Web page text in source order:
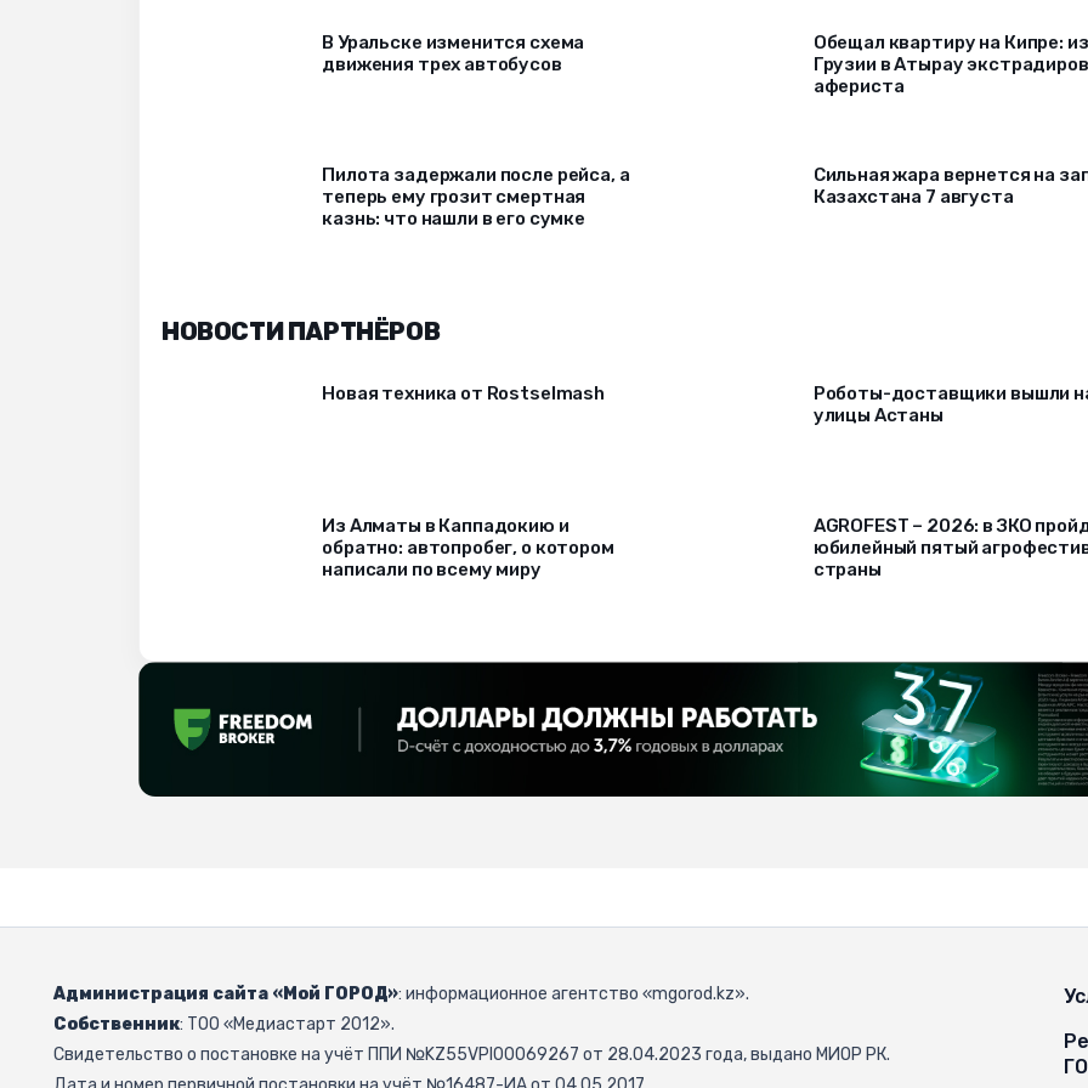
В Уральске изменится схема
движения трех автобусов
Обещал квартиру на Кипре: из
Грузии в Атырау
афериста
Пилота задержали после рейса, а
теперь ему грозит смертная
казнь: что нашли в его сумке
Сильная жара вернется на
Казахстана 7 августа
НОВОСТИ ПАРТНЁРОВ
Новая техника от Rostselmash
Роботы-доставщики вышли
улицы Астаны
Из Алматы в Каппадокию и
обратно: автопробег, о котором
написали по всему миру
AGROFEST – 2026: в ЗКО
юбилейный пятый
страны
Администрация сайта «Мой ГОРОД»: информационное агентство «mgorod.kz».
Собственник: ТОО «Медиастарт 2012».
Свидетельство о постановке на учёт ППИ №KZ55VPI00069267 от 28.04.2023 года, выдано МИОР РК.